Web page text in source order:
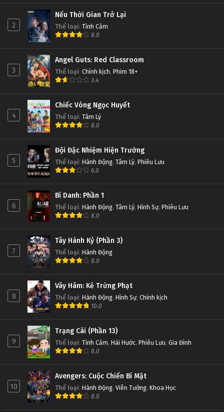
Đấu Phá Thương Khung Ngoại Truyện Tập 20
Tập 20
Đấu Phá Thương Khung Ngoại Truyện Tập 19
Tập 19
Đấu Phá Thương Khung Ngoại Truyện Tập 18
Tập 18
Tập 17
Tập 16
Tập 15
Đấu Phá Thương Khung Ngoại Truyện Tập 14
Đấu Phá Thương Khung Ngoại Truyện Tập 13
Đấu Phá Thương Khung Ngoại Truyện Tập 12
Đấu Phá Thương Khung Ngoại Truyện Tập 11
Tập 11
2
Nếu Thời Gian Trở Lại
Thể loại: Tình Cảm
8.0
3
Angel Guts: Red Classroom
Thể loại: Chính kịch, Phim 18+
3.4
4
Chiếc Vòng Ngọc Huyết
Thể loại: Tâm Lý
8.0
5
Đội Đặc Nhiệm Hiện Trường
Thể loại: Hành Động, Tâm Lý, Phiêu Lưu
6.0
6
Bí Danh: Phần 1
Thể loại: Hành Động, Tâm Lý, Hình Sự, Phiêu Lưu
8.0
7
Tây Hành Kỷ (Phần 3)
Thể loại: Hành Động
8.0
8
Vây Hãm: Kẻ Trừng Phạt
Thể loại: Hành Động, Hình Sự, Chính kịch
10.0
9
Trạng Cãi (Phần 13)
Thể loại: Tình Cảm, Hài Hước, Phiêu Lưu, Gia Đình
8.0
10
Avengers: Cuộc Chiến Bí Mật
Thể loại: Hành Động, Viễn Tưởng, Khoa Học
8.0